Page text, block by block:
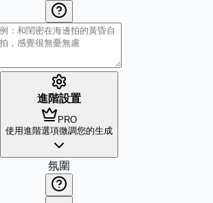
進階設置
PRO
使用進階選項微調您的生成
氛圍